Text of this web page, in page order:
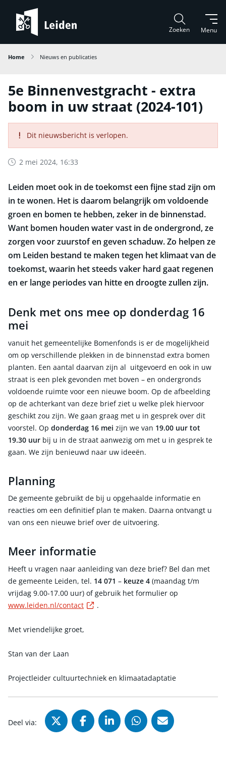
Menu
Zoeken
Home Nieuws en publicaties
5e Binnenvestgracht - extra
boom in uw straat (2024-101)
Dit nieuwsbericht is verlopen.
2 mei 2024, 16:33
Leiden moet ook in de toekomst een fijne stad zijn om
in te wonen. Het is daarom belangrijk om voldoende
groen en bomen te hebben, zeker in de binnenstad.
Want bomen houden water vast in de ondergrond, ze
zorgen voor zuurstof en geven schaduw. Zo helpen ze
om Leiden bestand te maken tegen het klimaat van de
toekomst, waarin het steeds vaker hard gaat regenen
en er lange periodes van hitte en droogte zullen zijn.
Denk met ons mee op donderdag 16
mei
vanuit het gemeentelijke Bomenfonds is er de mogelijkheid
om op verschillende plekken in de binnenstad extra bomen
planten. Een aantal daarvan zijn al uitgevoerd en ook in uw
straat is een plek gevonden met boven – en ondergronds
voldoende ruimte voor een nieuwe boom. Op de afbeelding
op de achterkant van deze brief ziet u welke plek hiervoor
geschikt zou zijn. We gaan graag met u in gesprek over dit
voorstel. Op donderdag 16 mei zijn we van 19.00 uur tot
19.30 uur bij u in de straat aanwezig om met u in gesprek te
gaan. We zijn benieuwd naar uw ideeën.
Planning
De gemeente gebruikt de bij u opgehaalde informatie en
reacties om een definitief plan te maken. Daarna ontvangt u
van ons een nieuwe brief over de uitvoering.
Meer informatie
Heeft u vragen naar aanleiding van deze brief? Bel dan met
de gemeente Leiden, tel. 14 071 – keuze 4 (maandag t/m
vrijdag 9.00-17.00 uur) of gebruik het formulier op
www.leiden.nl/contact
.
Met vriendelijke groet,
Stan van der Laan
Projectleider cultuurtechniek en klimaatadaptatie
Deel via: Deel via X (Twitter), opent in
Deel via Facebook, opent
Deel via LinkedIn,
Deel viaDeel via